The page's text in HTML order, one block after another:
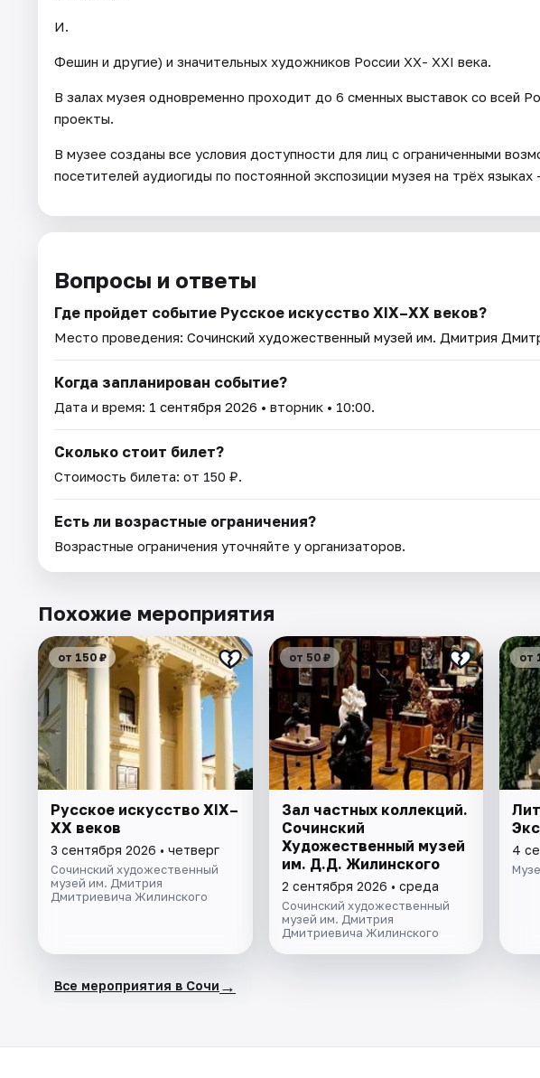
И.
Фешин и другие) и значительных художников России ХХ- ХХI века.
В залах музея одновременно проходит до 6 сменных выставок со всей
проекты.
В музее созданы все условия доступности для лиц с ограниченными
посетителей аудиогиды по постоянной экспозиции музея на трёх языках
Вопросы и ответы
Где пройдет событие Русское искусство XIX–XX веков?
Место проведения: Сочинский художественный музей им. Дмитрия
Когда запланирован событие?
Дата и время: 1 сентября 2026 • вторник • 10:00.
Сколько стоит билет?
Стоимость билета: от 150 ₽.
Есть ли возрастные ограничения?
Возрастные ограничения уточняйте у организаторов.
Похожие мероприятия
от 150 ₽
Русское искусство XIX–
XX веков
3 сентября 2026 • четверг
Сочинский художественный
музей им. Дмитрия
Дмитриевича Жилинского
от 50 ₽
Зал частных коллекций.
Сочинский
Художественный музей
им. Д.Д. Жилинского
2 сентября 2026 • среда
Сочинский художественный
музей им. Дмитрия
Дмитриевича Жилинского
от
4
Все мероприятия в Сочи →